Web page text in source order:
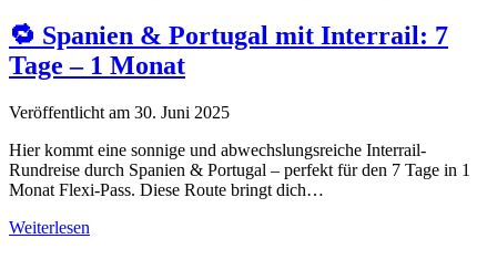
🔁 Spanien & Portugal mit Interrail: 7
Tage – 1 Monat
Veröffentlicht am 30. Juni 2025
Hier kommt eine sonnige und abwechslungsreiche Interrail-
Rundreise durch Spanien & Portugal – perfekt für den 7 Tage in 1
Monat Flexi-Pass. Diese Route bringt dich…
Weiterlesen